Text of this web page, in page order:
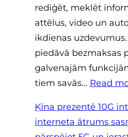
rediģēt, meklēt
attēlus, video un
ikdienas
piedāvā bezmaksas
galvenajām
tiem savās… Read
Ķīna prezentē 10G
interneta ātrums